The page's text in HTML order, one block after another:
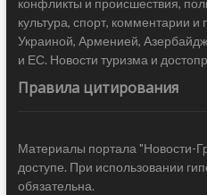
конфликты и происшествия,
культура, спорт, комментарии
Украиной, Арменией,
и ЕС. Новости туризма и
Правила цитирования
Материалы портала "Новости-
доступе. При использовании
обязательна.